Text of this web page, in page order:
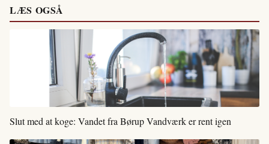
LÆS OGSÅ
Slut med at koge: Vandet fra Børup Vandværk er rent igen